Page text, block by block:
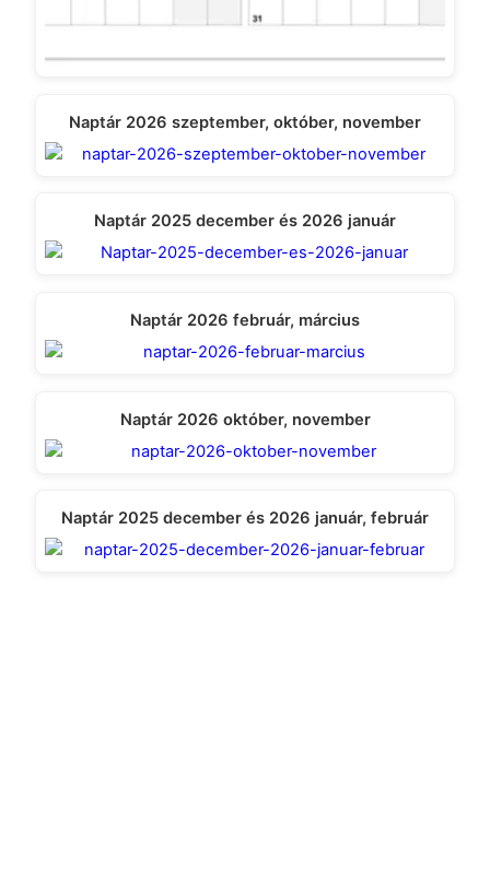
Naptár 2026 szeptember, október, november
Naptár 2025 december és 2026 január
Naptár 2026 február, március
Naptár 2026 október, november
Naptár 2025 december és 2026 január, február